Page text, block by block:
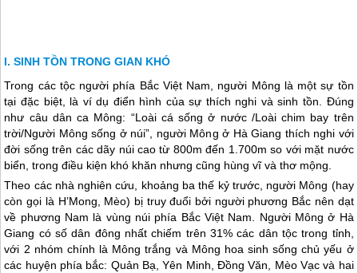
SINH TỒN TRONG GIAN KHÓ
Trong các tộc người phía Bắc Việt Nam, người Mông là một sự tồn
tại đặc biệt, là ví dụ điển hình của sự thích nghi và sinh tồn. Đúng
như câu dân ca Mông: “Loài cá sống ở nước /Loài chim bay trên
trời/Người Mông sống ở núi”, người Mông ở Hà Giang thích nghi với
đời sống trên các dãy núi cao từ 800m đến 1.700m so với mặt nước
biển, trong điều kiện khó khăn nhưng cũng hùng vĩ và thơ mộng.
Theo các nhà nghiên cứu, khoảng ba thế kỷ trước, người Mông (hay
còn gọi là H’Mong, Mèo) bị truy đuổi bởi người phương Bắc nên dạt
về phương Nam là vùng núi phía Bắc Việt Nam. Người Mông ở Hà
Giang có số dân đông nhất chiếm trên 31% các dân tộc trong tỉnh,
với 2 nhóm chính là Mông trắng và Mông hoa sinh sống chủ yếu ở
các huyện phía bắc: Quản Bạ, Yên Minh, Đồng Văn, Mèo Vạc và hai